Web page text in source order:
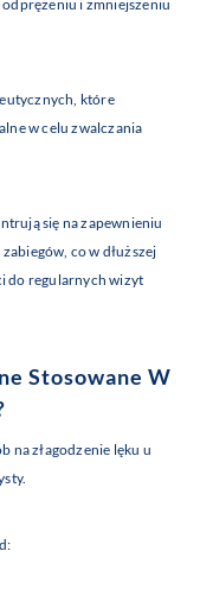
i zmniejszeniu
które
w celu zwalczania
się na zapewnieniu
co w dłuższej
do regularnych wizyt
Stosowane W
na złagodzenie lęku u